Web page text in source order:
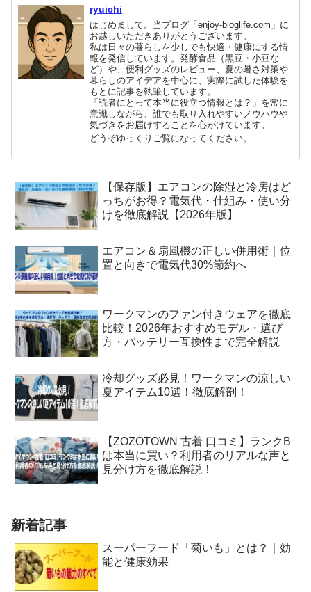
ryuichi
はじめまして。当ブログ「enjoy-bloglife.com」に
お越しいただきありがとうございます。
私は日々の暮らしを少しでも快適・健康にする情
報を発信しています。発酵食品（黒豆・小豆な
ど）や、便利グッズのレビュー、夏の暑さ対策や
暮らしのアイデアを中心に、実際に試した体験を
もとに記事を執筆しています。
「読者にとって本当に役立つ情報とは？」を常に
意識しながら、誰でも取り入れやすいノウハウや
気づきをお届けすることを心がけています。
どうぞゆっくりご覧になってください。
【保存版】エアコンの除湿と冷房はど
っちがお得？電気代・仕組み・使い分
けを徹底解説【2026年版】
エアコン＆扇風機の正しい併用術｜位
置と向きで電気代30%節約へ
ワークマンのファン付きウェアを徹底
比較！2026年おすすめモデル・選び
方・バッテリー互換性まで完全解説
冷却グッズ必見！ワークマンの涼しい
夏アイテム10選！徹底解剖！
【ZOZOTOWN 古着 口コミ】ランクB
は本当に買い？利用者のリアルな声と
見分け方を徹底解説！
新着記事
スーパーフード「菊いも」とは？｜効
能と健康効果